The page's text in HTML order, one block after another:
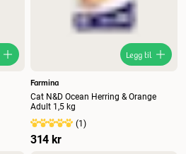
Legg til
Farmina
Cat N&D Ocean Herring & Orange
Adult 1,5 kg
(1)
314 kr